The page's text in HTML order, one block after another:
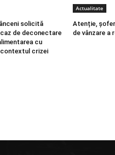
solicită
de deconectare
cu
crizei
Actualitate
Atenție,
de vânzare a